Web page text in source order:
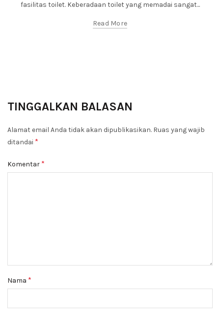
fasilitas toilet. Keberadaan toilet yang memadai sangat...
Read More
TINGGALKAN BALASAN
Alamat email Anda tidak akan dipublikasikan. Ruas yang wajib
ditandai *
Komentar *
Nama *